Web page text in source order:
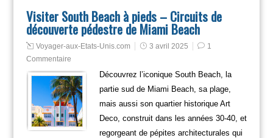
Visiter South Beach à pieds – Circuits de
découverte pédestre de Miami Beach
Voyager-aux-Etats-Unis.com 3 avril 2025
1
Commentaire
Découvrez l’iconique South Beach, la
partie sud de Miami Beach, sa plage,
mais aussi son quartier historique Art
Deco, construit dans les années 30-40, et
regorgeant de pépites architecturales qui